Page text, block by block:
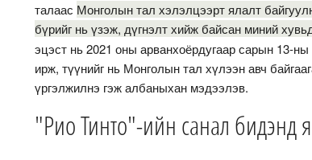
талаас Монголын тал хэлэлцээрт ялалт
бүрийг нь үзэж, дүгнэлт хийж байсан миний
эцэст нь 2021 оны арванхоёрдугаар сарын 13-
ирж, түүнийг нь Монголын тал хүлээн авч
үргэлжилнэ гэж албаныхан мэдээлэв.
"Рио Тинто"-ийн санал бидэнд